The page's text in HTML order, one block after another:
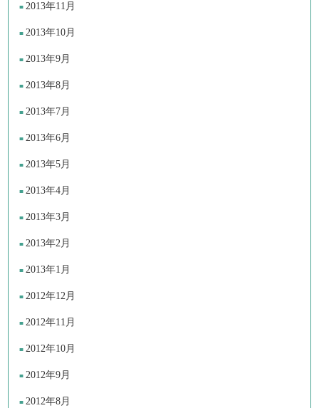
2013年11月
2013年10月
2013年9月
2013年8月
2013年7月
2013年6月
2013年5月
2013年4月
2013年3月
2013年2月
2013年1月
2012年12月
2012年11月
2012年10月
2012年9月
2012年8月